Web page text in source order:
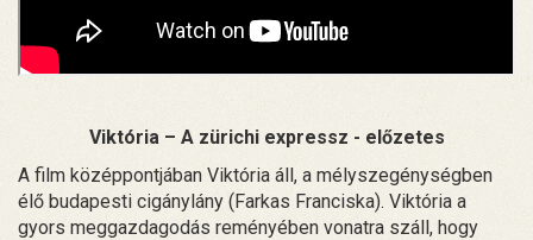
Viktória – A zürichi expressz - előzetes
A film középpontjában Viktória áll, a mélyszegénységben
élő budapesti cigánylány (Farkas Franciska). Viktória a
gyors meggazdagodás reményében vonatra száll, hogy